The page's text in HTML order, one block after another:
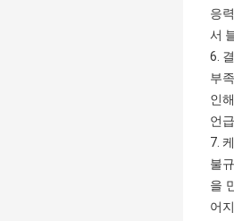
응
서
6.
부
인
언
7.
불
을
어